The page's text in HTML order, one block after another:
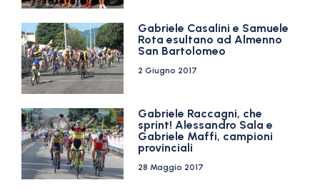
Gabriele Casalini e Samuele
Rota esultano ad Almenno
San Bartolomeo
2 Giugno 2017
Gabriele Raccagni, che
sprint! Alessandro Sala e
Gabriele Maffi, campioni
provinciali
28 Maggio 2017